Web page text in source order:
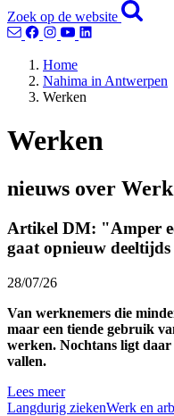
Zoek op de website
Home
Nahima in Antwerpen
Werken
Werken
nieuws over
Artikel DM: "Amper
gaat opnieuw
28/07/26
Van werknemers die
maar een tiende gebruik
werken. Nochtans ligt
vallen.
Lees meer
Langdurig ziekenWerk en